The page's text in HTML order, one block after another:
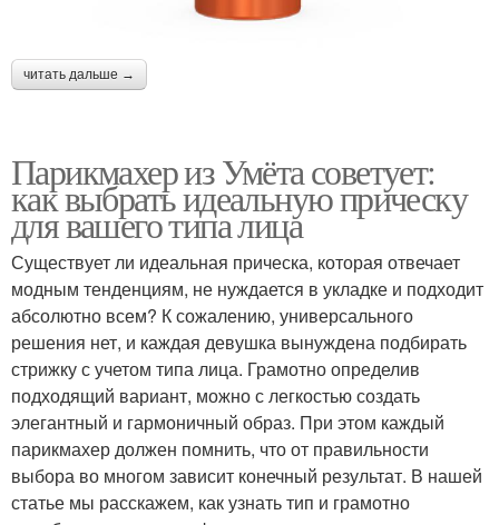
читать дальше →
Парикмахер из Умёта советует:
как выбрать идеальную прическу
для вашего типа лица
Существует ли идеальная прическа, которая отвечает
модным тенденциям, не нуждается в укладке и подходит
абсолютно всем? К сожалению, универсального
решения нет, и каждая девушка вынуждена подбирать
стрижку с учетом типа лица. Грамотно определив
подходящий вариант, можно с легкостью создать
элегантный и гармоничный образ. При этом каждый
парикмахер должен помнить, что от правильности
выбора во многом зависит конечный результат. В нашей
статье мы расскажем, как узнать тип и грамотно